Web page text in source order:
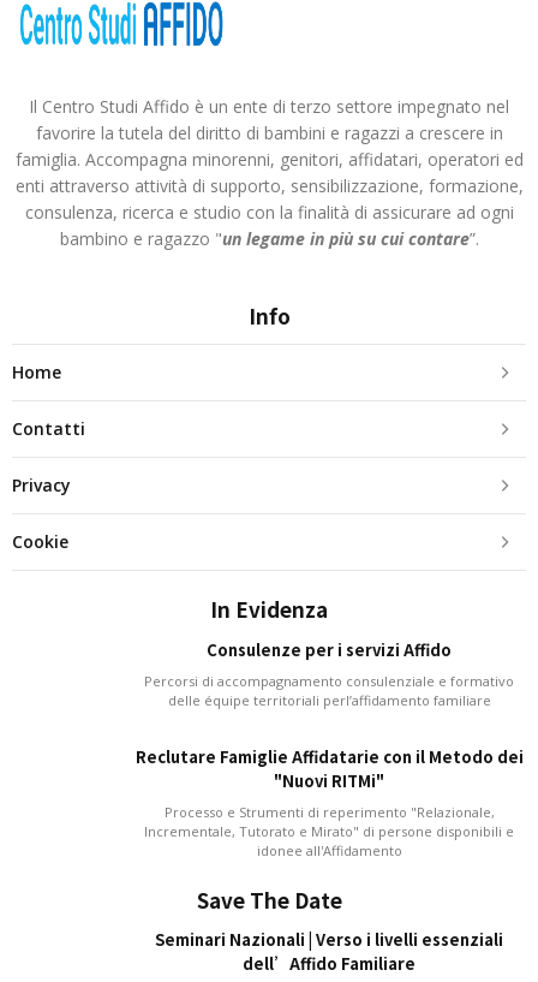
Il Centro Studi Affido è un ente di terzo settore impegnato nel
favorire la tutela del diritto di bambini e ragazzi a crescere in
famiglia. Accompagna minorenni, genitori, affidatari, operatori ed
enti attraverso attività di supporto, sensibilizzazione, formazione,
consulenza, ricerca e studio con la finalità di assicurare ad ogni
bambino e ragazzo "un legame in più su cui contare”.
Info
Home
Contatti
Privacy
Cookie
In Evidenza
Consulenze per i servizi Affido
Percorsi di accompagnamento consulenziale e formativo
delle équipe territoriali perl’affidamento familiare
Reclutare Famiglie Affidatarie con il Metodo dei
"Nuovi RITMi"
Processo e Strumenti di reperimento "Relazionale,
Incrementale, Tutorato e Mirato" di persone disponibili e
idonee all'Affidamento
Save The Date
Seminari Nazionali | Verso i livelli essenziali
dell’Affido Familiare